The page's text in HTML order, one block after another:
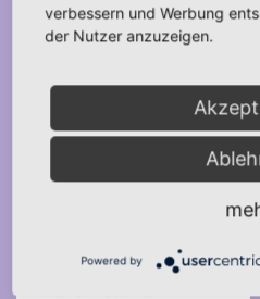
verbessern und Werbung
der Nutzer anzuzeigen.
Powered by